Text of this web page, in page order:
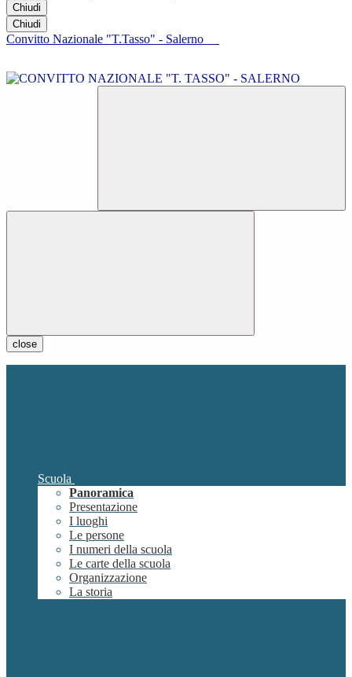
Chiudi
Chiudi
Convitto Nazionale "T.Tasso" - Salerno
close
Scuola
Panoramica
Presentazione
I luoghi
Le persone
I numeri della scuola
Le carte della scuola
Organizzazione
La storia